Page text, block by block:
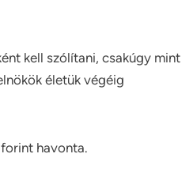
kell szólítani, csakúgy mint
életük végéig
havonta.